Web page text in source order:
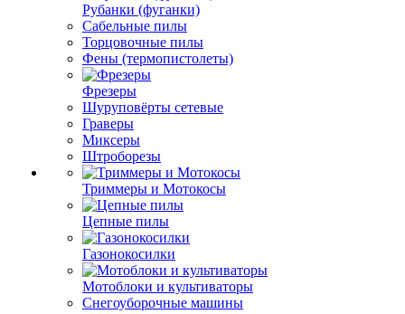
Рубанки (фуганки)
Сабельные пилы
Торцовочные пилы
Фены (термопистолеты)
Фрезеры
Шуруповёрты сетевые
Граверы
Миксеры
Штроборезы
Триммеры и Мотокосы
Цепные пилы
Газонокосилки
Мотоблоки и культиваторы
Снегоуборочные машины